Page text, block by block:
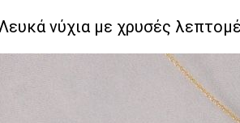
Λευκά νύχια με χρυσές